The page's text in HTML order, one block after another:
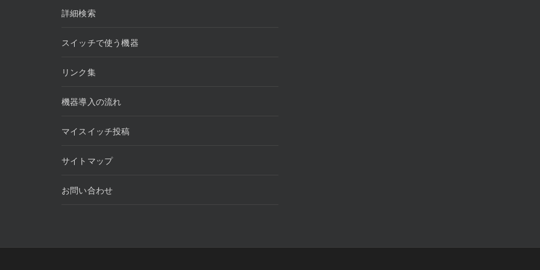
詳細検索
スイッチで使う機器
リンク集
機器導入の流れ
マイスイッチ投稿
サイトマップ
お問い合わせ